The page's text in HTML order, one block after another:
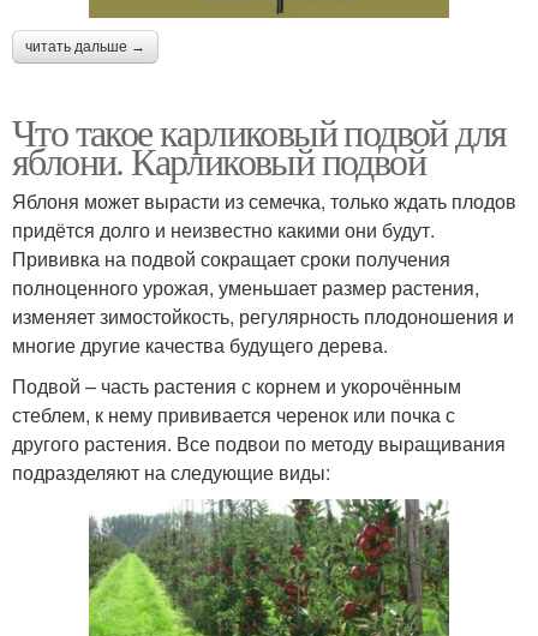
читать дальше →
Что такое карликовый подвой для
яблони. Карликовый подвой
Яблоня может вырасти из семечка, только ждать плодов
придётся долго и неизвестно какими они будут.
Прививка на подвой сокращает сроки получения
полноценного урожая, уменьшает размер растения,
изменяет зимостойкость, регулярность плодоношения и
многие другие качества будущего дерева.
Подвой – часть растения с корнем и укорочённым
стеблем, к нему прививается черенок или почка с
другого растения. Все подвои по методу выращивания
подразделяют на следующие виды: